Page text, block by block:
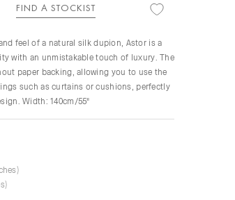
FIND A STOCKIST
feel of a natural silk dupion, Astor is a
with an unmistakable touch of luxury. The
paper backing, allowing you to use the
such as curtains or cushions, perfectly
Width: 140cm/55"